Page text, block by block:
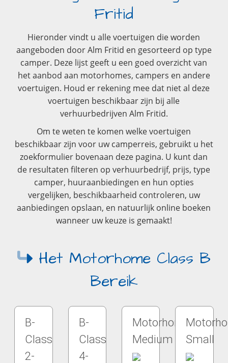
Fritid
Hieronder vindt u alle voertuigen die worden
aangeboden door Alm Fritid en gesorteerd op type
camper. Deze lijst geeft u een goed overzicht van
het aanbod aan motorhomes, campers en andere
voertuigen. Houd er rekening mee dat niet al deze
voertuigen beschikbaar zijn bij alle
verhuurbedrijven Alm Fritid.
Om te weten te komen welke voertuigen
beschikbaar zijn voor uw camperreis, gebruikt u het
zoekformulier bovenaan deze pagina. U kunt dan
de resultaten filteren op verhuurbedrijf, prijs, type
camper, huuraanbiedingen en hun opties
vergelijken, beschikbaarheid controleren, uw
aanbiedingen opslaan, en natuurlijk online boeken
wanneer uw keuze is gemaakt!
Het Motorhome Class B
Bereik
B-
Class
2-
B-
Class
4-
Motorhome
Medium
Small